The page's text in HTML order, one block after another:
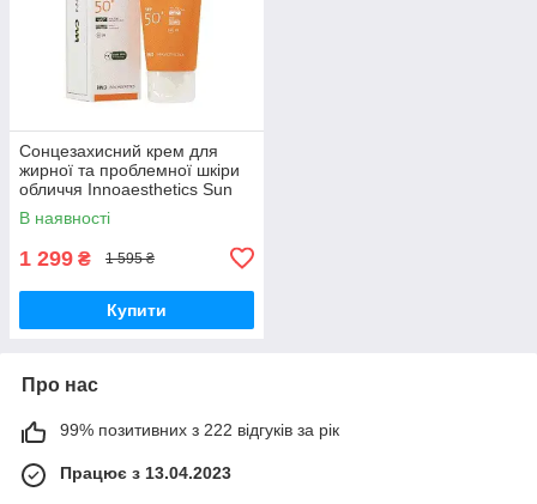
Сонцезахисний крем для
жирної та проблемної шкіри
обличчя Innoaesthetics Sun
Defense oil skin SPF 50+oily,
60 g
В наявності
1 299 ₴ 1 595 ₴
Купити
Про нас
99% позитивних з 222 відгуків за рік
Працює з 13.04.2023